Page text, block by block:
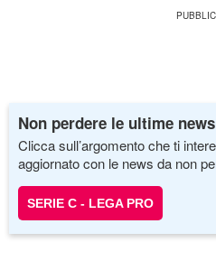
Non perdere le ultime news
Clicca sull’argomento che ti
aggiornato con le news da non
SERIE C - LEGA PRO